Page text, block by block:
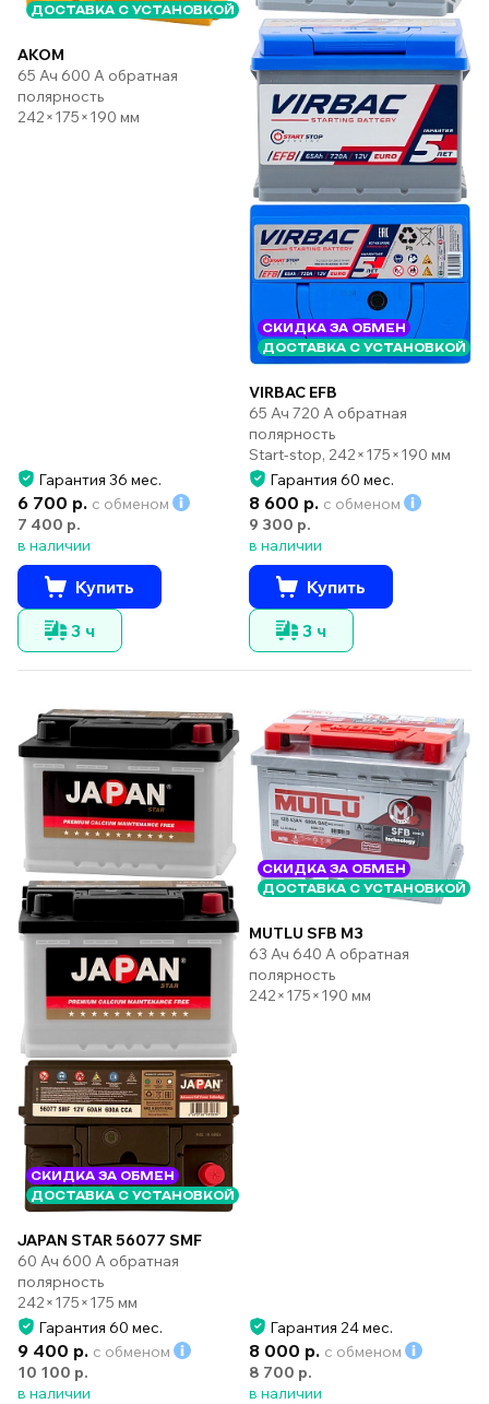
ДОСТАВКА С УСТАНОВКОЙ
AKOM
65 Ач 600 А обратная
полярность
242×175×190 мм
Гарантия 36 мес.
6 700 р. с обменом
7 400 р.
в наличии
Купить
3 ч
СКИДКА ЗА ОБМЕН
ДОСТАВКА С УСТАНОВКОЙ
VIRBAC EFB
65 Ач 720 А обратная
полярность
Start-stop, 242×175×190 мм
Гарантия 60 мес.
8 600 р. с обменом
9 300 р.
в наличии
Купить
3 ч
СКИДКА ЗА ОБМЕН
ДОСТАВКА С УСТАНОВКОЙ
JAPAN STAR 56077 SMF
60 Ач 600 А обратная
полярность
242×175×175 мм
Гарантия 60 мес.
9 400 р. с обменом
10 100 р.
в наличии
СКИДКА ЗА ОБМЕН
ДОСТАВКА С УСТАНОВКОЙ
MUTLU SFB M3
63 Ач 640 А обратная
полярность
242×175×190 мм
Гарантия 24 мес.
8 000 р. с обменом
8 700 р.
в наличии